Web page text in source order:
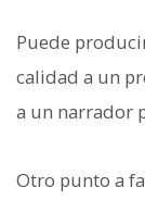
Puede
calidad a un
a un narrador
Otro punto a